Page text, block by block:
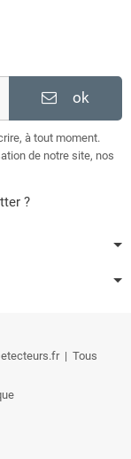
ok
à tout moment.
de notre site, nos
?
| Tous